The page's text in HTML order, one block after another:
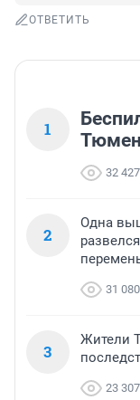
ОТВЕТИТЬ
1
32 427
2
Одна
31 080
3
Жители
23 307